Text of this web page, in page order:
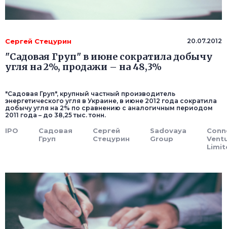
Сергей Стецурин 20.07.2012
"Садовая Груп" в июне сократила добычу
угля на 2%, продажи – на 48,3%
"Садовая Груп", крупный частный производитель
энергетического угля в Украине, в июне 2012 года сократила
добычу угля на 2% по сравнению с аналогичным периодом
2011 года – до 38,25 тыс. тонн.
IPO
Садовая
Груп
Сергей
Стецурин
Sadovaya
Group